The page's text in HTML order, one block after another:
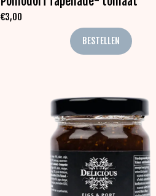
€3,00
BESTELLEN